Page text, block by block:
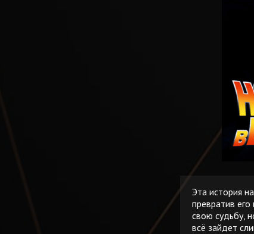
Эта история
превратив
свою судьбу,
всё зайдет